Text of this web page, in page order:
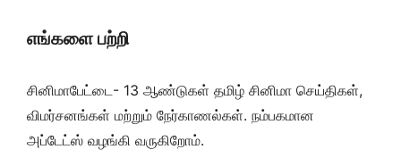
எங்களை பற்றி
சினிமாபேட்டை- 13 ஆண்டுகள் தமிழ் சினிமா செய்திகள்,
விமர்சனங்கள் மற்றும் நேர்காணல்கள். நம்பகமான
அப்டேட்ஸ் வழங்கி வருகிறோம்.